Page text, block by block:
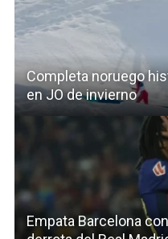
Completa noruego
en JO de invierno
Empata Barcelona